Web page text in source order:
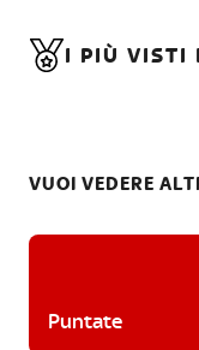
I PIÙ VISTI
VUOI VEDERE
Puntate